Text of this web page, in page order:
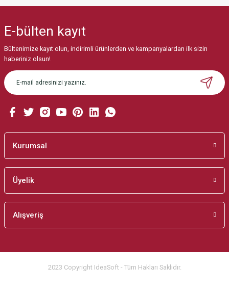
Görüş ve önerileriniz için teşekkür ederiz.
Ürün resmi kalitesiz, bozuk veya görüntülenemiyor.
Ürün açıklamasında eksik bilgiler bulunuyor.
Ürün bilgilerinde hatalar bulunuyor.
Bu ürüne benzer farklı alternatifler olmalı.
E-bülten kayıt
Bültenimize kayıt olun, indirimli ürünlerden ve kampanyalardan ilk sizin
haberiniz olsun!
Kurumsal
Üyelik
Alışveriş
2023 Copyright IdeaSoft - Tüm Hakları Saklıdır.